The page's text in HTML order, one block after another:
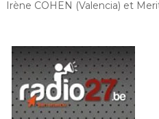
Irène COHEN (Valencia) et